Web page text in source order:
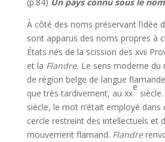
À côté des noms préservant l’idée
sont apparus des noms propres à
États nés de la scission des xvii
et la Flandre. Le sens moderne du
de région belge de langue
que très tardi­vement, au xx
e
siècle, le mot n’était employé dans
cercle restreint des intellectuels et
mouvement flamand. Flandre